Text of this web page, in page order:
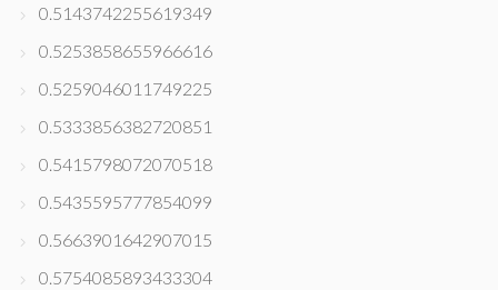
0.5143742255619349
0.5253858655966616
0.5259046011749225
0.5333856382720851
0.5415798072070518
0.5435595777854099
0.5663901642907015
0.5754085893433304